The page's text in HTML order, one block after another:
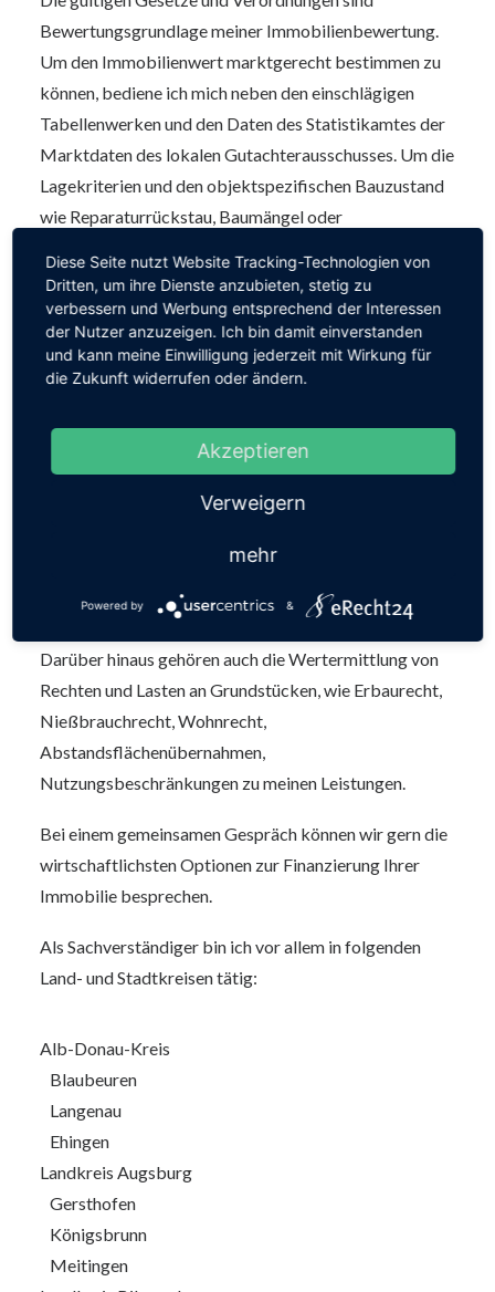
Bewertungsgrundlage meiner Immobilienbewertung.
Um den Immobilienwert marktgerecht bestimmen zu
können, bediene ich mich neben den einschlägigen
Tabellenwerken und den Daten des Statistikamtes der
Marktdaten des lokalen Gutachterausschusses. Um die
Lagekriterien und den objektspezifischen Bauzustand
wie Reparaturrückstau, Baumängel oder
ist ein Besichtigungstermin vor Ort notwendig.
Ich erlangte auf Grund meiner jahrelangen Betätigung
als Immobiliengutachter in Schwaben fundiertes
Wissen über den örtlichen Immobilienmarkt und kann
versprechen. Meine Sachverständigengutachten
regelmäßgen Abständen geprüft. Ihre Güte und
formale Richtigkeit ist damit gesichert, was
Bedeutung ist.
Darüber hinaus gehören auch die Wertermittlung von
Rechten und Lasten an Grundstücken, wie Erbaurecht,
Nießbrauchrecht, Wohnrecht,
Abstandsflächenübernahmen,
Nutzungsbeschränkungen zu meinen Leistungen.
Bei einem gemeinsamen Gespräch können wir gern die
wirtschaftlichsten Optionen zur Finanzierung Ihrer
Immobilie besprechen.
Als Sachverständiger bin ich vor allem in folgenden
Land- und Stadtkreisen tätig:
Alb-Donau-Kreis
Blaubeuren
Langenau
Ehingen
Landkreis Augsburg
Gersthofen
Königsbrunn
Meitingen
Diese Seite nutzt Website Tracking-Technologien von
Dritten, um ihre Dienste anzubieten, stetig zu
verbessern und Werbung entsprechend der Interessen
der Nutzer anzuzeigen. Ich bin damit einverstanden
und kann meine Einwilligung jederzeit mit Wirkung für
die Zukunft widerrufen oder ändern.
Akzeptieren
Verweigern
mehr
Powered by &